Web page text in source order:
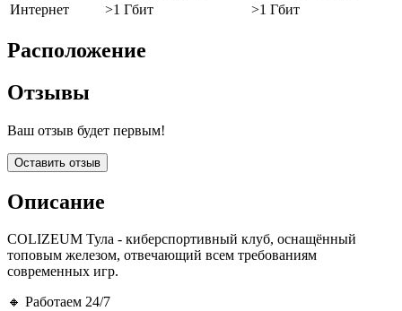
Интернет
>1 Гбит >1 Гбит
Расположение
Отзывы
Ваш отзыв будет первым!
Оставить отзыв
Описание
COLIZEUM Тула - киберспортивный клуб, оснащённый
топовым железом, отвечающий всем требованиям
современных игр.
🔸 Работаем 24/7